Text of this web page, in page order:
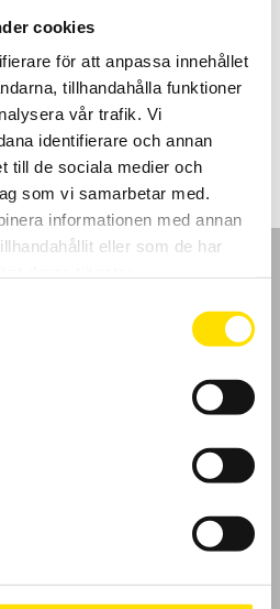
cookies
för att anpassa innehållet
tillhandahålla funktioner
vår trafik. Vi
identifierare och annan
till de sociala medier och
som vi samarbetar med.
informationen med annan
eller som de har
typ Y
gjorda för att vara enkla att använda
brett mätområde.
Prisintervall:
2,690.00 kr
till
5,830.00 kr
LÄS MER